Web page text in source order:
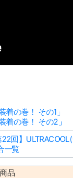
着の巻！ その1」
着の巻！ その2」
回】
一覧
品